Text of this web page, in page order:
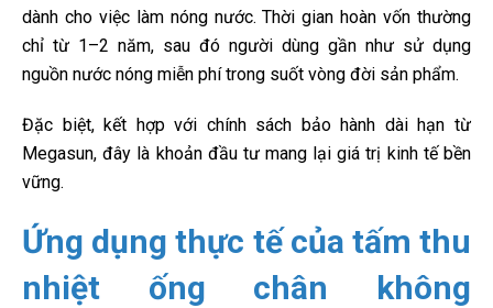
dành cho việc làm nóng nước. Thời gian hoàn vốn thường
chỉ từ 1–2 năm, sau đó người dùng gần như sử dụng
nguồn nước nóng miễn phí trong suốt vòng đời sản phẩm.
Đặc biệt, kết hợp với chính sách bảo hành dài hạn từ
Megasun, đây là khoản đầu tư mang lại giá trị kinh tế bền
vững.
Ứng dụng thực tế của tấm thu
nhiệt ống chân không